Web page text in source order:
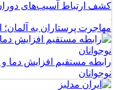
کشف ارتباط آسیب‌های
مهاجرت پرستاران به
رابطه مستقیم افزایش دما و
نوجوانان